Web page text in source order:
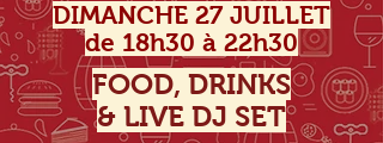
DIMANCHE 27 JUILLET
de 18h30 à 22h30
FOOD, DRINKS
& LIVE DJ SET